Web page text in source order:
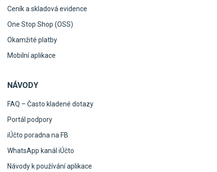
Ceník a skladová evidence
One Stop Shop (OSS)
Okamžité platby
Mobilní aplikace
NÁVODY
FAQ – Často kladené dotazy
Portál podpory
iÚčto poradna na FB
WhatsApp kanál iÚčto
Návody k používání aplikace